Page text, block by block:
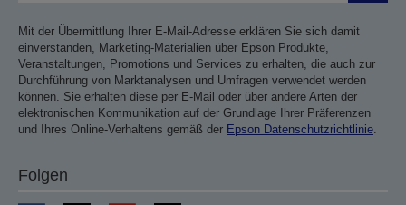
Mit der Übermittlung Ihrer E-Mail-Adresse erklären Sie sich damit
einverstanden, Marketing-Materialien über Epson Produkte,
Veranstaltungen, Promotions und Services zu erhalten, die auch zur
Durchführung von Marktanalysen und Umfragen verwendet werden
können. Sie erhalten diese per E-Mail oder über andere Arten der
elektronischen Kommunikation auf der Grundlage Ihrer Präferenzen
und Ihres Online-Verhaltens gemäß der Epson Datenschutzrichtlinie
Folgen